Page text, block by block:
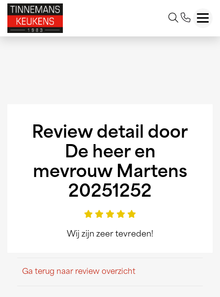
Review detail door
De heer en
mevrouw Martens
20251252
Wij zijn zeer tevreden!
Ga terug naar review overzicht